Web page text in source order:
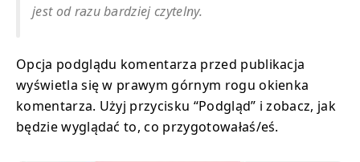
jest od razu bardziej czytelny.
Opcja podglądu komentarza przed publikacja
wyświetla się w prawym górnym rogu okienka
komentarza. Użyj przycisku “Podgląd” i zobacz, jak
będzie wyglądać to, co przygotowałaś/eś.